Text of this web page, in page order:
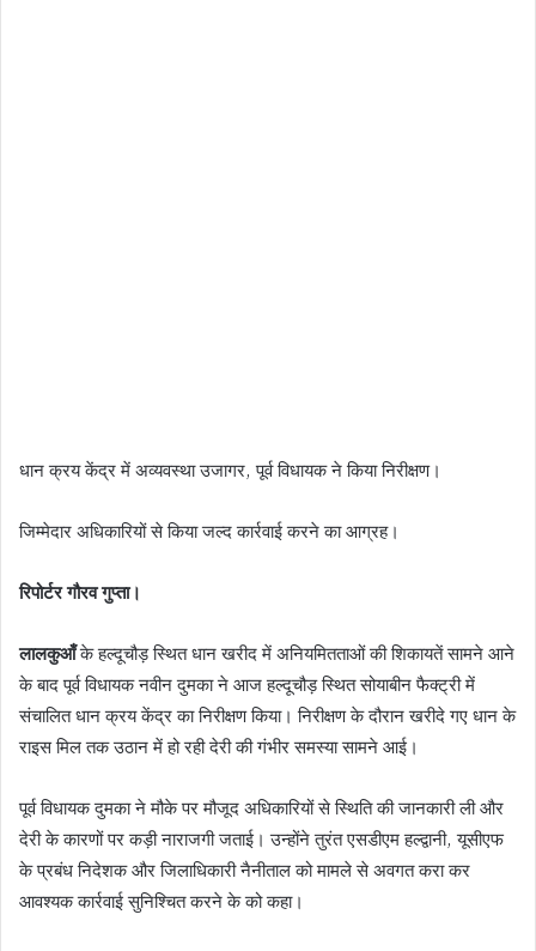
धान क्रय केंद्र में अव्यवस्था उजागर, पूर्व विधायक ने किया निरीक्षण।
जिम्मेदार अधिकारियों से किया जल्द कार्रवाई करने का आग्रह।
रिपोर्टर गौरव गुप्ता।
लालकुआँके हल्दूचौड़ स्थित धान खरीद में अनियमितताओं की शिकायतें सामने आने
के बाद पूर्व विधायक नवीन दुमका ने आज हल्दूचौड़ स्थित सोयाबीन फैक्ट्री में
संचालित धान क्रय केंद्र का निरीक्षण किया। निरीक्षण के दौरान खरीदे गए धान के
राइस मिल तक उठान में हो रही देरी की गंभीर समस्या सामने आई।
पूर्व विधायक दुमका ने मौके पर मौजूद अधिकारियों से स्थिति की जानकारी ली और
देरी के कारणों पर कड़ी नाराजगी जताई। उन्होंने तुरंत एसडीएम हल्द्वानी, यूसीएफ
के प्रबंध निदेशक और जिलाधिकारी नैनीताल को मामले से अवगत करा कर
आवश्यक कार्रवाई सुनिश्चित करने के को कहा।